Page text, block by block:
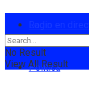
Política
No Result
View All Result